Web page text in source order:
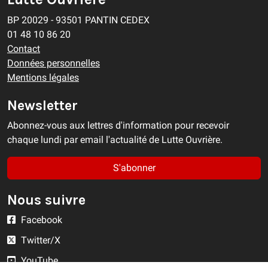
BP 20029 - 93501 PANTIN CEDEX
01 48 10 86 20
Contact
Données personnelles
Mentions légales
Newsletter
Abonnez-vous aux lettres d'information pour recevoir
chaque lundi par email l'actualité de Lutte Ouvrière.
S'abonner
Nous suivre
Facebook
Twitter/X
YouTube